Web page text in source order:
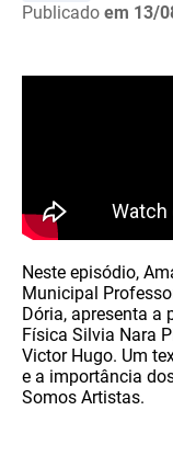
Publicado em 13/
Neste episódio,
Municipal
Dória, apresenta a
Física Silvia Nara
Victor Hugo. Um
e a importância
Somos Artistas.